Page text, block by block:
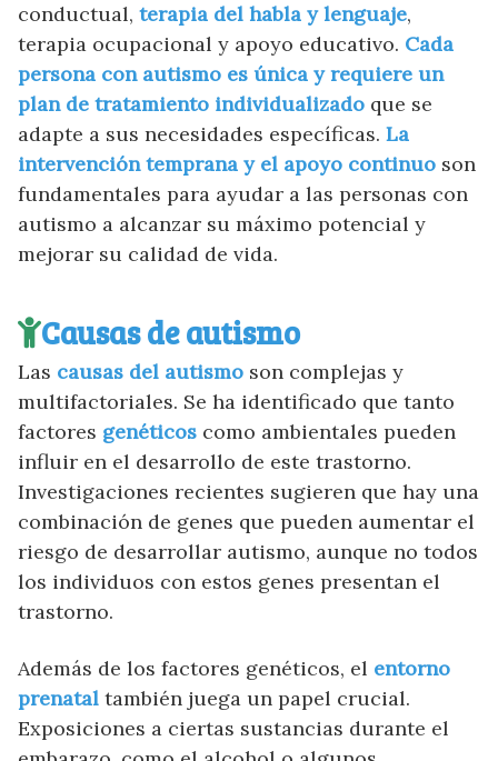
conductual, terapia del habla y lenguaje,
terapia ocupacional y apoyo educativo. Cada
persona con autismo es única y requiere un
plan de tratamiento individualizado que se
adapte a sus necesidades específicas. La
intervención temprana y el apoyo continuo son
fundamentales para ayudar a las personas con
autismo a alcanzar su máximo potencial y
mejorar su calidad de vida.
Causas de autismo
Las causas del autismo son complejas y
multifactoriales. Se ha identificado que tanto
factores genéticos como ambientales pueden
influir en el desarrollo de este trastorno.
Investigaciones recientes sugieren que hay una
combinación de genes que pueden aumentar el
riesgo de desarrollar autismo, aunque no todos
los individuos con estos genes presentan el
trastorno.
Además de los factores genéticos, el entorno
prenatal también juega un papel crucial.
Exposiciones a ciertas sustancias durante el